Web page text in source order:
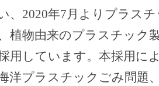
、2020年7月よりプラス
植物由来のプラスチック
用しています。本採用に
洋プラスチックごみ問題